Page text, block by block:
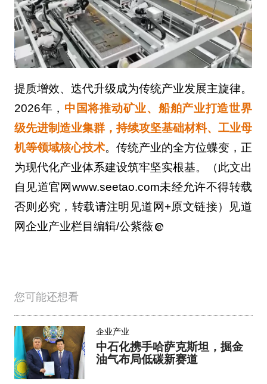
提质增效、迭代升级成为传统产业发展主旋律。
2026年， 中国将推动矿业、船舶产业打造世界
级先进制造业集群，持续攻坚基础材料、工业母
机等领域核心技术。传统产业的全方位蝶变，正
为现代化产业体系建设筑牢坚实根基。（此文出
自见道官网www.seetao.com未经允许不得转载
否则必究，转载请注明见道网+原文链接）见道
网企业产业栏目编辑/公紫薇
您可能还想看
企业产业
中石化携手哈萨克斯坦，掘金
油气布局低碳新赛道